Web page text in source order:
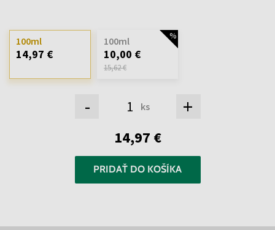
- ks +
100ml
14,97 €
100ml
10,00 €
15,62 €
14,97 €
PRIDAŤ DO KOŠÍKA